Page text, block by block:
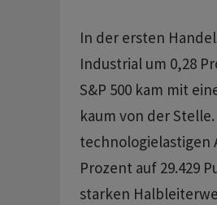
In der ersten
Industrial um 0,28
S&P 500 kam mit
kaum von der
technologielastigen
Prozent auf 29.429
starken